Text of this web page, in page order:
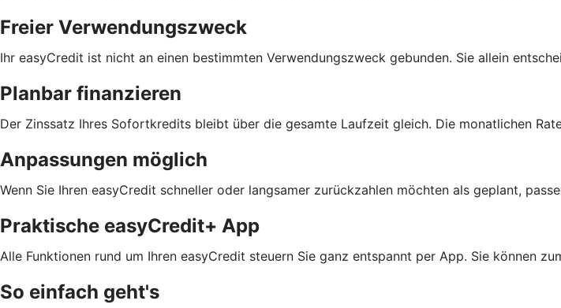
Freier Verwendungszweck
Ihr easyCredit ist nicht an einen bestimmten Verwendungszweck gebunden. Sie allein
Planbar finanzieren
Der Zinssatz Ihres Sofortkredits bleibt über die gesamte Laufzeit gleich. Die monatlichen
Anpassungen möglich
Wenn Sie Ihren easyCredit schneller oder langsamer zurückzahlen möchten als geplant,
Praktische easyCredit+ App
Alle Funktionen rund um Ihren easyCredit steuern Sie ganz entspannt per App. Sie können
So einfach geht's